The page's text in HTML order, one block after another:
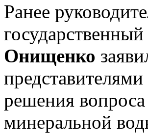
Ранее
Онищенко
решения
минеральной